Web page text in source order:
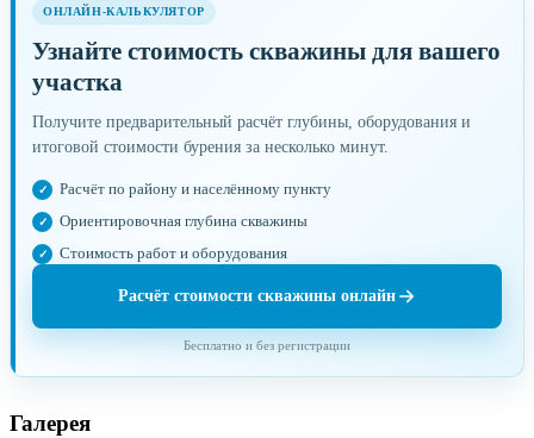
ОНЛАЙН-КАЛЬКУЛЯТОР
Узнайте стоимость скважины для вашего
участка
Получите предварительный расчёт глубины, оборудования и
итоговой стоимости бурения за несколько минут.
Расчёт по району и населённому пункту
Ориентировочная глубина скважины
Стоимость работ и оборудования
Расчёт стоимости скважины онлайн
Бесплатно и без регистрации
Галерея